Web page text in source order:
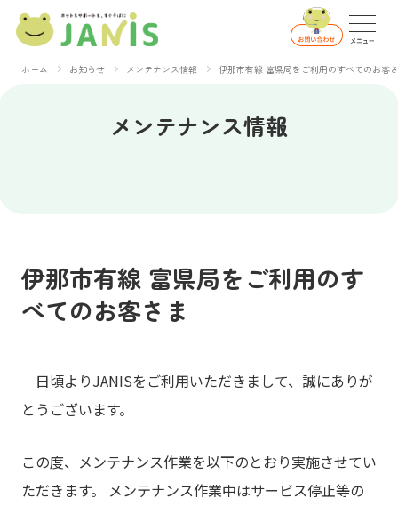
ホーム お知らせ メンテナンス情報 伊那市有線 富県局をご利用のすべてのお客
メンテナンス情報
伊那市有線 富県局をご利用のす
べてのお客さま
日頃よりJANISをご利用いただきまして、誠にありが
とうございます。
この度、メンテナンス作業を以下のとおり実施させてい
ただきます。 メンテナンス作業中はサービス停止等の